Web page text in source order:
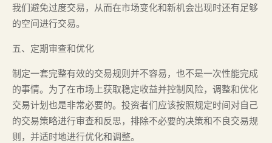
我们避免过度交易，从而在市场变化和新机会出现时还有足够
的空间进行交易。
五、定期审查和优化
制定一套完整有效的交易规则并不容易，也不是一次性能完成
的事情。为了在市场上获取稳定收益并控制风险，调整和优化
交易计划也是非常必要的。投资者们应该按照规定时间对自己
的交易策略进行审查和反思，排除不必要的决策和不良交易规
则，并适时地进行优化和调整。